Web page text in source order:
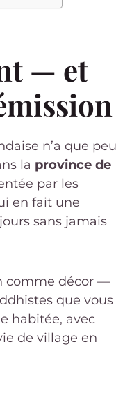
— et
n’a que peu
la province de
par les
en fait une
sans jamais
comme décor —
que vous
habitée, avec
de village en